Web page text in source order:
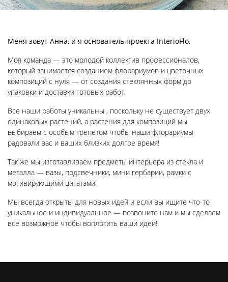
Меня зовут Анна, и я основатель проекта InterioFlo.
Моя команда — это молодой коллектив профессионалов,
который занимается созданием флорариумов и цветочных
композиций с нуля — от создания стеклянных форм до
упаковки и доставки готовых работ.
Все наши работы уникальны , поскольку не существует двух
одинаковых растений, а растения для композиций мы
выбираем с особым трепетом чтобы наши флорариумы
радовали вас и ваших близких долгое время!
Так же мы изготавливаем предметы интерьера из стекла и
металла — вазы, подсвечники, мини гербарии, рамки с
мотивирующими цитатами!
Мы всегда открыты для новых идей и если вы ищите что-то
уникальное и индивидуальное — позвоните нам и мы сделаем
все возможное чтобы воплотить ваши идеи!